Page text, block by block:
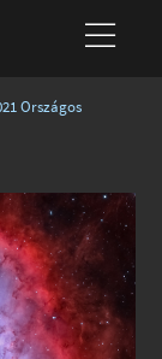
Országos